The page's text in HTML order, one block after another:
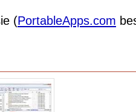
(PortableApps.com